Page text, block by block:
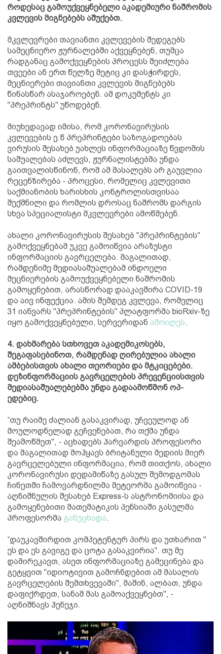
როდესაც გამოუქვეყნებელი აკადემიური ნაშრომის
კვლევის მიგნებებს აშუქებთ.
მკვლევრები თავიანთი კვლევების შედეგებს
სამეცნიერო ჟურნალებში აქვეყნებენ, თუმცა
რადგანაც გამოქვეყნების პროცესს შეიძლება
თვეები ან ერთ წელზე მეტიც კი დასჭირდეს,
მეცნიერები თავიანთი კვლევის მიგნებებს
წინასწარ ასაჯაროებენ. ამ დოკუმენტს კი
"პრეპრინტს" უწოდებენ.
მიუხედავად იმისა, რომ კორონავირუსის
კვლევების ე.წ პრეპრინტები საზოგადოებას
ვირუსის შესახებ უახლეს ინფორმაციაზე წვდომის
საშუალებას აძლევს, ჟურნალისტებმა უნდა
გაითვალისწინონ, რომ ამ მასალებს არ გაუვლია
რეცენზირება - პროცესი, რომელიც კვლევითი
საქმიანობის ხარისხის კონტროლისთვისაა
შექმნილი და რომლის დროსაც ნაშრომს დარგის
სხვა სპეციალისტი მკვლევრები ამოწმებენ.
ახალი კორონავირუსის შესახებ "პრეპრინტების"
გამოქვეყნებამ უკვე გამოიწვია არაზუსტი
ინფორმაციის გავრცელება. მაგალითად,
რამდენიმე მედიასაშუალებამ ინდოელი
მეცნიერების გამოუქვეყნებელი ნაშრომის
გამოყენებით, არასწორად დააკავშირა COVID-19
და აივ ინფექცია. ამის შემდეგ კვლევა, რომელიც
31 იანვარს "პრეპრინტების" პლატფორმა bioRxiv-ზე
იყო გამოქვეყნებული, სერვერიდან ამოიღეს.
4. დახმარება სთხოვეთ აკადემიკოსებს,
შეგაფასებინოთ, რამდენად ღირებულია ახალი
ამბებისთვის ახალი თეორიები და მტკიცებები.
დეზინფორმაციის გავრცელების პრევენციისთვის
მედიასაშუალებებმა უნდა გადაამოწმონ ოპ-
ედებიც.
“თუ რაიმე ძალიან გასაკვირად, უჩვეულოდ ან
მოულოდნელად გეჩვენებათ, რა თქმა უნდა
შეამოწმეთ", - აცხადებს ჰარვარდის პროფესორი
და მაგალითად მოჰყავს ბრიტანული მედიის მიერ
გავრცელებული ინფორმაცია, რომ თითქოს, ახალი
კორონავირუსი დედამიწაზე გასულ შემოდგომას
ჩინეთში ჩამოვარდნილმა მეტეორმა გამოიწვია -
აღნიშნულის შესახებ Express-ს ასტრონომიისა და
გამოყენებითი მათემატიკის პენსიაში გასულმა
პროფესორმა განუცხადა.
“დაუკავშირდით კომპეტენტურ პირს და უთხარით "
ეს და ეს გავიგე და ცოტა გასაკვირია". თუ მე
დამირეკავთ, ასეთ ინფორმაციაზე გამეცინება და
გეტყვით "იდიოტივით გამოჩნდებით ამ მასალის
გავრცელების შემთხვევაში", მაშინ, ალბათ, უნდა
დაფიქრდეთ, სანამ მას გამოაქვეყნებთ", -
აღნიშნავს ჰენეჯი.